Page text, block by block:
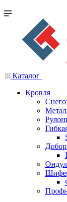
Каталог
Кровля